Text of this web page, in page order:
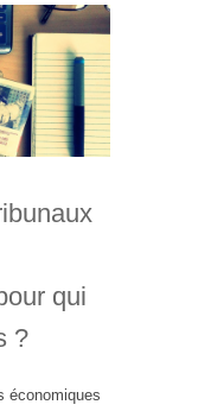
qui
?
économiques